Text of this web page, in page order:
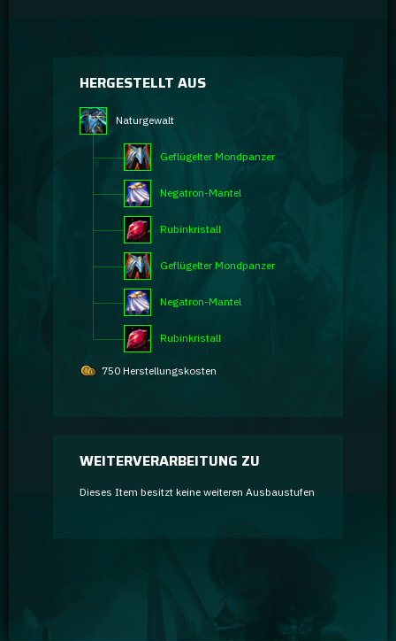
HERGESTELLT AUS
Naturgewalt
Geflügelter Mondpanzer
Negatron-Mantel
Rubinkristall
Geflügelter Mondpanzer
Negatron-Mantel
Rubinkristall
750 Herstellungskosten
WEITERVERARBEITUNG ZU
Dieses Item besitzt keine weiteren Ausbaustufen